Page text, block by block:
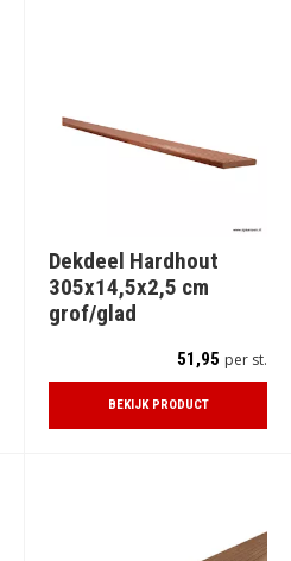
Dekdeel Hardhout
305x14,5x2,5 cm
grof/glad
51,95 per st.
BEKIJK PRODUCT